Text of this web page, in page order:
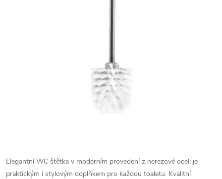
Elegantní WC štětka v moderním provedení z nerezové oceli je
praktickým i stylovým doplňkem pro každou toaletu. Kvalitní